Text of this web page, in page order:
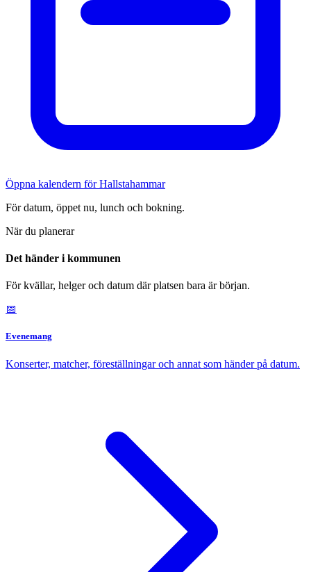
Öppna kalendern för Hallstahammar
För datum, öppet nu, lunch och bokning.
När du planerar
Det händer i kommunen
För kvällar, helger och datum där platsen bara är början.
📅
Evenemang
Konserter, matcher, föreställningar och annat som händer på datum.